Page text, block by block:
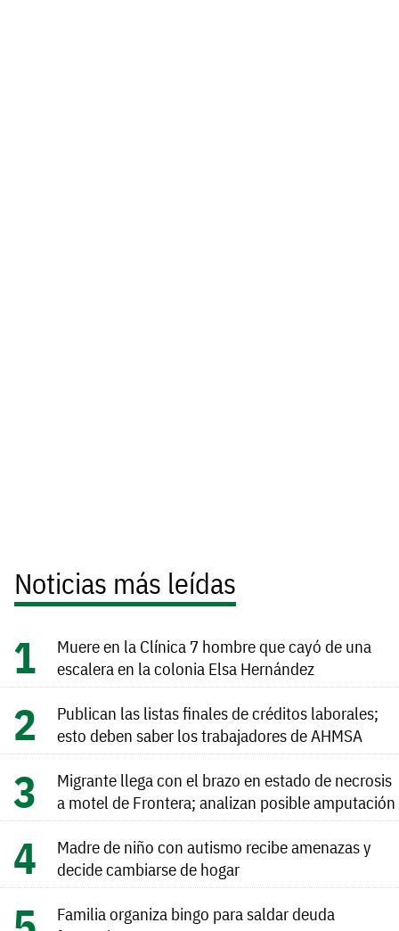
Noticias más leídas
Muere en la Clínica 7 hombre que cayó de una
escalera en la colonia Elsa Hernández
Publican las listas finales de créditos laborales;
esto deben saber los trabajadores de AHMSA
Migrante llega con el brazo en estado de necrosis
a motel de Frontera; analizan posible amputación
Madre de niño con autismo recibe amenazas y
decide cambiarse de hogar
Familia organiza bingo para saldar deuda